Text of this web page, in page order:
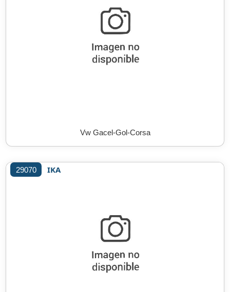
Vw Gacel-Gol-Corsa
29070 IKA